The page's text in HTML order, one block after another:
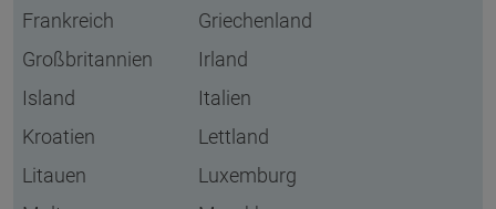
Frankreich
Griechenland
Großbritannien
Irland
Island
Italien
Kroatien
Lettland
Litauen
Luxemburg